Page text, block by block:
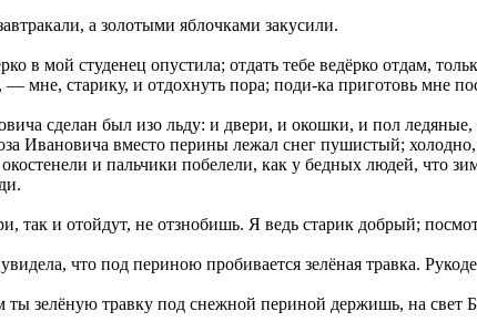
а золотыми яблочками закусили.
студенец опустила; отдать тебе ведёрко отдам,
старику, и отдохнуть пора; поди-ка приготовь мне
сделан был изо льду: и двери, и окошки, и пол
Ивановича вместо перины лежал снег пушистый; холодно,
и пальчики побелели, как у бедных людей, что
и отойдут, не отзнобишь. Я ведь старик добрый;
что под периною пробивается зелёная травка.
зелёную травку под снежной периной держишь, на свет